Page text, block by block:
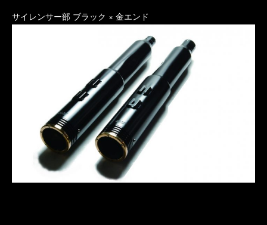
サイレンサー部 ブラック × 金エンド